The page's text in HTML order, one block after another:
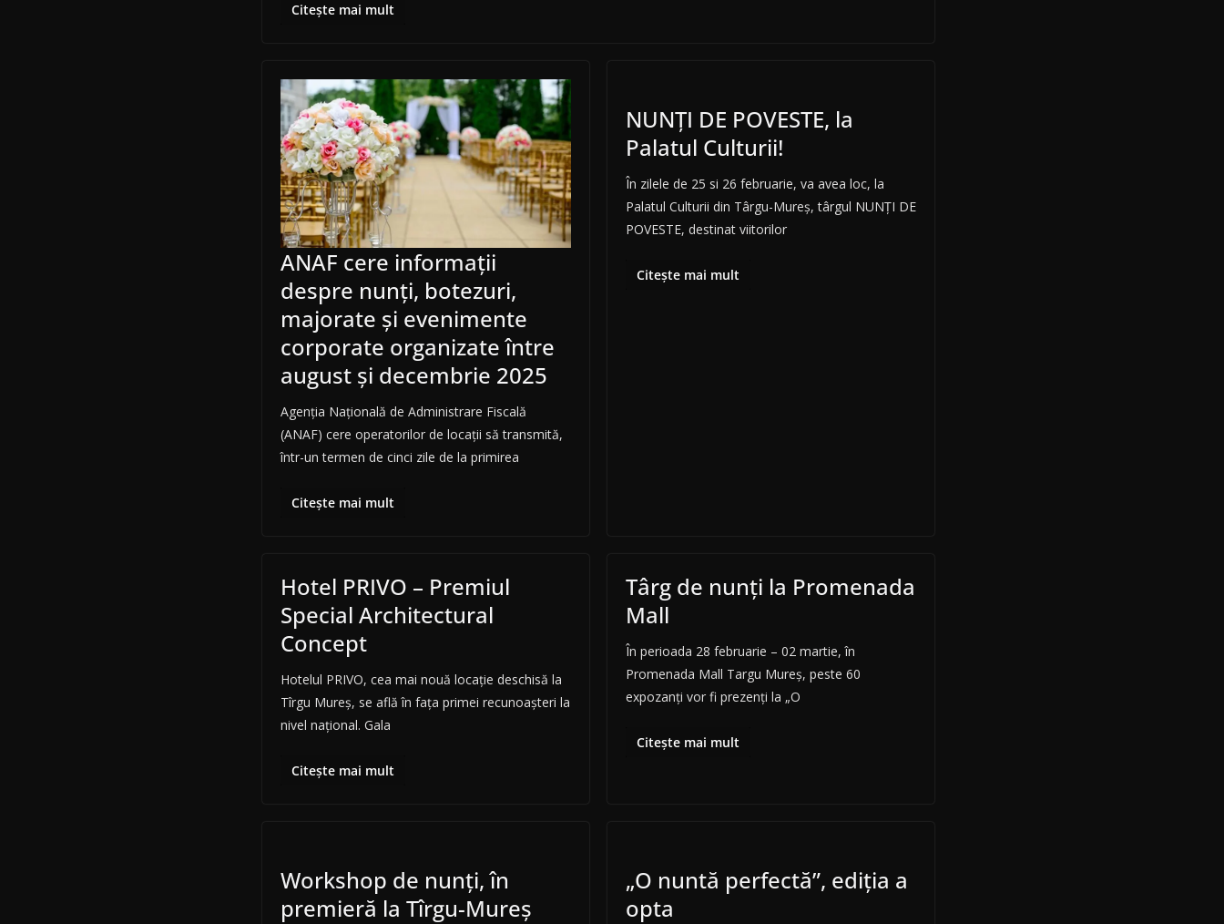
Citește mai mult
ANAF cere informații
despre nunți, botezuri,
majorate și evenimente
corporate organizate între
august și decembrie 2025
Agenția Națională de Administrare Fiscală
(ANAF) cere operatorilor de locații să transmită,
într-un termen de cinci zile de la primirea
Citește mai mult
NUNȚI DE POVESTE, la
Palatul Culturii!
În zilele de 25 si 26 februarie, va avea loc, la
Palatul Culturii din Târgu-Mureș, târgul NUNȚI DE
POVESTE, destinat viitorilor
Citește mai mult
Hotel PRIVO – Premiul
Special Architectural
Concept
Hotelul PRIVO, cea mai nouă locație deschisă la
Tîrgu Mureș, se află în fața primei recunoașteri la
nivel național. Gala
Citește mai mult
Târg de nunți la Promenada
Mall
În perioada 28 februarie – 02 martie, în
Promenada Mall Targu Mureș, peste 60
expozanți vor fi prezenți la „O
Citește mai mult
Workshop de nunți, în
premieră la Tîrgu-Mureș
„O nuntă perfectă”, ediția a
opta